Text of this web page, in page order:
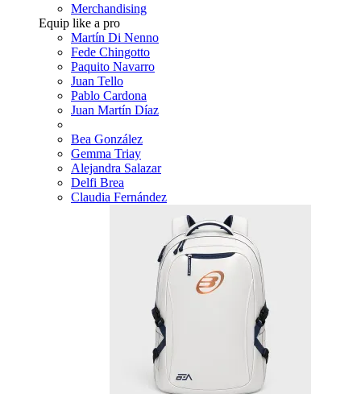
Merchandising
Equip like a pro
Martín Di Nenno
Fede Chingotto
Paquito Navarro
Juan Tello
Pablo Cardona
Juan Martín Díaz
Bea González
Gemma Triay
Alejandra Salazar
Delfi Brea
Claudia Fernández